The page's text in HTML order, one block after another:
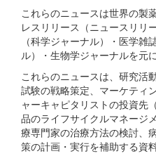
これらのニュースは世界の製
レスリリース（ニュースリリ
（科学ジャーナル）・医学雑
ル）・生物学ジャーナルを元
これらのニュースは、研究活
試験の戦略策定、マーケティ
ャーキャピタリストの投資先
品のライフサイクルマネージ
療専門家の治療方法の検討、
策の計画・実行を補助する資